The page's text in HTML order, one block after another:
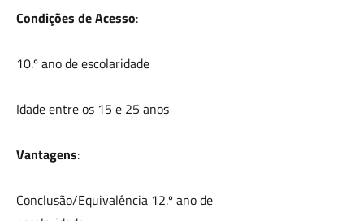
Condições de Acesso:
10.º ano de escolaridade
Idade entre os 15 e 25 anos
Vantagens:
Conclusão/Equivalência 12.º ano de